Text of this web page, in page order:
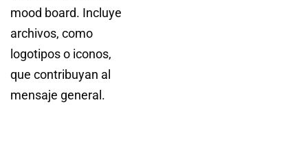
mood board. Incluye
archivos, como
logotipos o iconos,
que contribuyan al
mensaje general.